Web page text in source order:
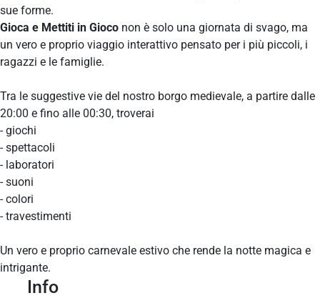
sue forme.
Gioca e Mettiti in Gioco non è solo una giornata di svago, ma
un vero e proprio viaggio interattivo pensato per i più piccoli, i
ragazzi e le famiglie.
Tra le suggestive vie del nostro borgo medievale, a partire dalle
20:00 e fino alle 00:30, troverai
- giochi
- spettacoli
- laboratori
- suoni
- colori
- travestimenti
Un vero e proprio carnevale estivo che rende la notte magica e
intrigante.
Info